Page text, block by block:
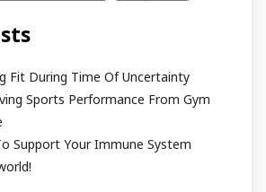
Fit During Time Of Uncertainty
Sports Performance From Gym
Support Your Immune System